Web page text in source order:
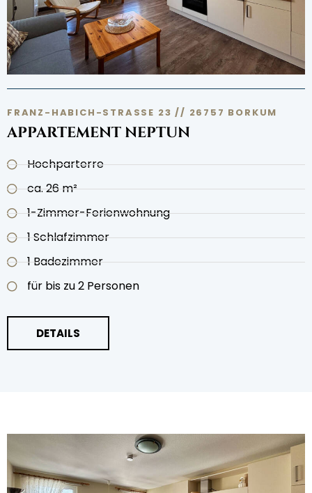
FRANZ-HABICH-STRASSE 23 // 26757 BORKUM
APPARTEMENT NEPTUN
Hochparterre
ca. 26 m²
1-Zimmer-Ferienwohnung
1 Schlafzimmer
1 Badezimmer
für bis zu 2 Personen
DETAILS